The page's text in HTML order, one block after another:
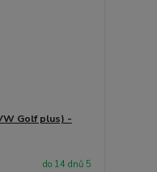
Golf plus) -
do 14 dnů 5